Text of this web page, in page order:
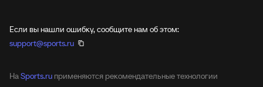
Если вы нашли ошибку, сообщите нам об этом:
support@sports.ru
НаSports.ru применяются рекомендательные технологии